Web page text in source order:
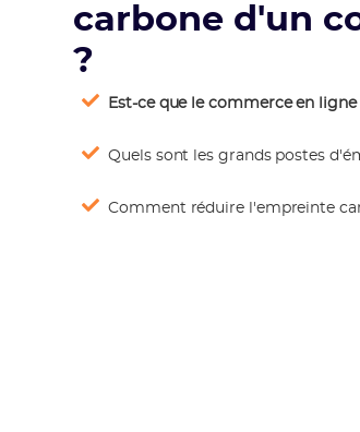
carbone d'un
?
Est-ce que le commerce en
Quels sont les grands postes
Comment réduire l'empreinte